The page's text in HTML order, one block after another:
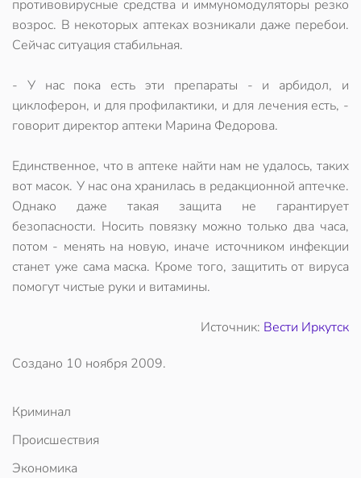
противовирусные средства и иммуномодуляторы резко
возрос. В некоторых аптеках возникали даже перебои.
Сейчас ситуация стабильная.
- У нас пока есть эти препараты - и арбидол, и
циклоферон, и для профилактики, и для лечения есть, -
говорит директор аптеки Марина Федорова.
Единственное, что в аптеке найти нам не удалось, таких
вот масок. У нас она хранилась в редакционной аптечке.
Однако даже такая защита не гарантирует
безопасности. Носить повязку можно только два часа,
потом - менять на новую, иначе источником инфекции
станет уже сама маска. Кроме того, защитить от вируса
помогут чистые руки и витамины.
Источник: Вести Иркутск
Создано 10 ноября 2009.
Криминал
Происшествия
Экономика